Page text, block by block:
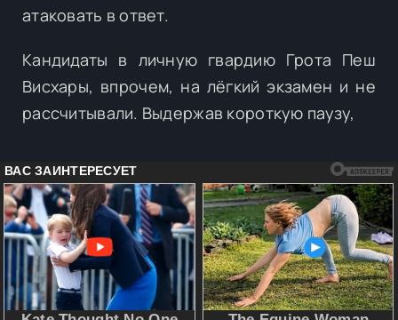
атаковать в ответ.
Кандидаты в личную гвардию Грота Пеш
Висхары, впрочем, на лёгкий экзамен и не
рассчитывали. Выдержав короткую паузу,